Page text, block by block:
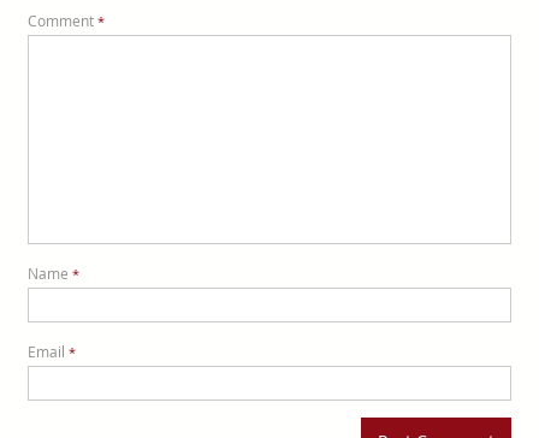
Comment *
Name *
Email *